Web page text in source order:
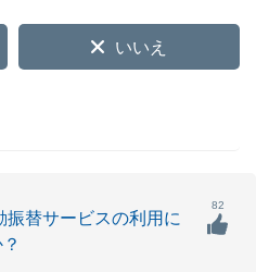
いいえ
振替サービスの利用に
82